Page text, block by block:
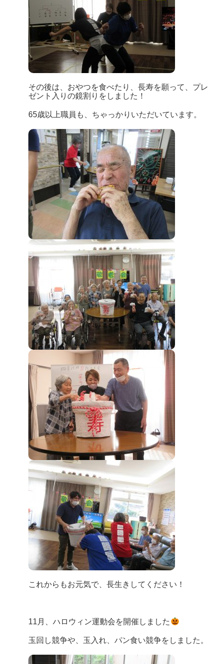
その後は、おやつを食べたり、長寿を願って、プレ
ゼント入りの鏡割りをしました！
65歳以上職員も、ちゃっかりいただいています。
これからもお元気で、長生きしてください！
11月、ハロウィン運動会を開催しました
玉回し競争や、玉入れ、パン食い競争をしました。